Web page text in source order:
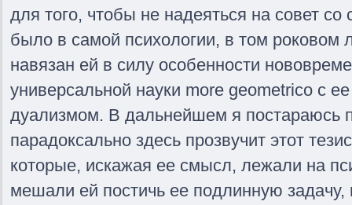
для того, чтобы не надеяться на совет
было в самой психологии, в том роковом
навязан ей в силу особенности
универсальной науки more geometrico с
дуализмом. В дальнейшем я постараюсь
парадоксально здесь прозвучит этот
которые, искажая ее смысл, лежали на
мешали ей постичь ее подлинную задачу,